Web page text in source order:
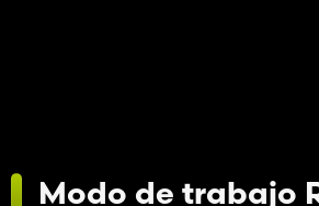
Modo de trabajo